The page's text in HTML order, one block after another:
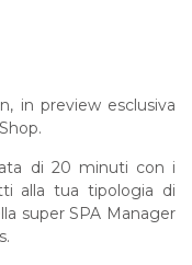
in preview esclusiva
di 20 minuti con i
alla tua tipologia di
super SPA Manager